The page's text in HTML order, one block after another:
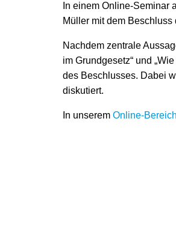
In einem Online-Seminar
Müller mit dem
Nachdem zentrale
im Grundgesetz“ und
des Beschlusses. Dabei
diskutiert.
In unserem Online-Bereich